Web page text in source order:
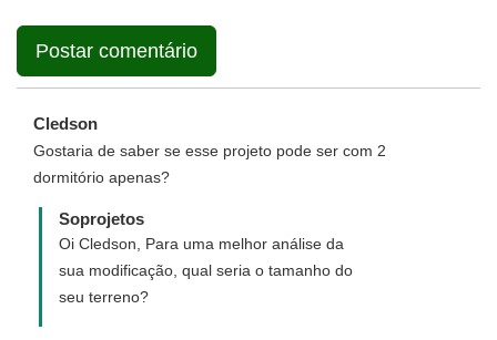
Cledson
Gostaria de saber se esse projeto pode ser com 2
dormitório apenas?
Soprojetos
Oi Cledson, Para uma melhor análise da
sua modificação, qual seria o tamanho do
seu terreno?